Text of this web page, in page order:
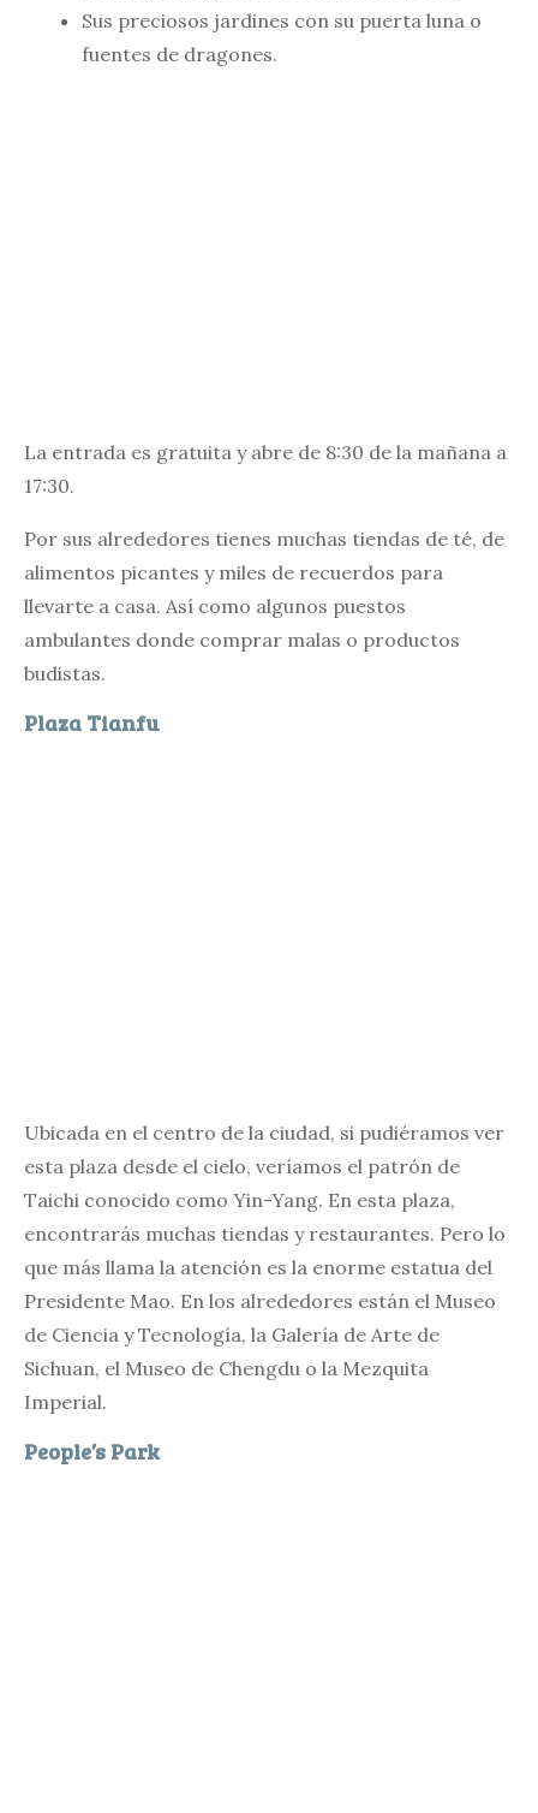
Sus preciosos jardines con su puerta luna o
fuentes de dragones.
La entrada es gratuita y abre de 8:30 de la mañana a
17:30.
Por sus alrededores tienes muchas tiendas de té, de
alimentos picantes y miles de recuerdos para
llevarte a casa. Así como algunos puestos
ambulantes donde comprar malas o productos
budistas.
Plaza Tianfu
Ubicada en el centro de la ciudad, si pudiéramos ver
esta plaza desde el cielo, veríamos el patrón de
Taichi conocido como Yin-Yang. En esta plaza,
encontrarás muchas tiendas y restaurantes. Pero lo
que más llama la atención es la enorme estatua del
Presidente Mao. En los alrededores están el Museo
de Ciencia y Tecnología, la Galería de Arte de
Sichuan, el Museo de Chengdu o la Mezquita
Imperial.
People’s Park